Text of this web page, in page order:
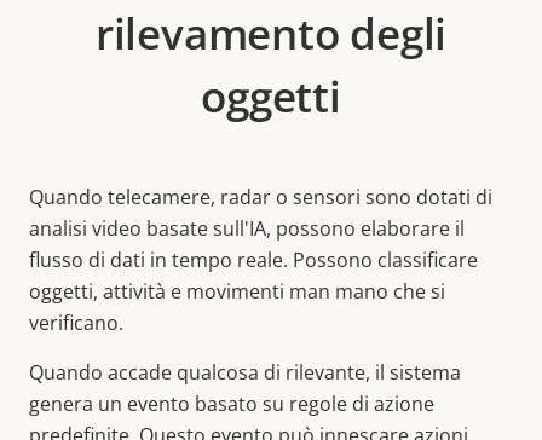
rilevamento degli
oggetti
Quando telecamere, radar o sensori sono dotati di
analisi video basate sull'IA, possono elaborare il
flusso di dati in tempo reale. Possono classificare
oggetti, attività e movimenti man mano che si
verificano.
Quando accade qualcosa di rilevante, il sistema
genera un evento basato su regole di azione